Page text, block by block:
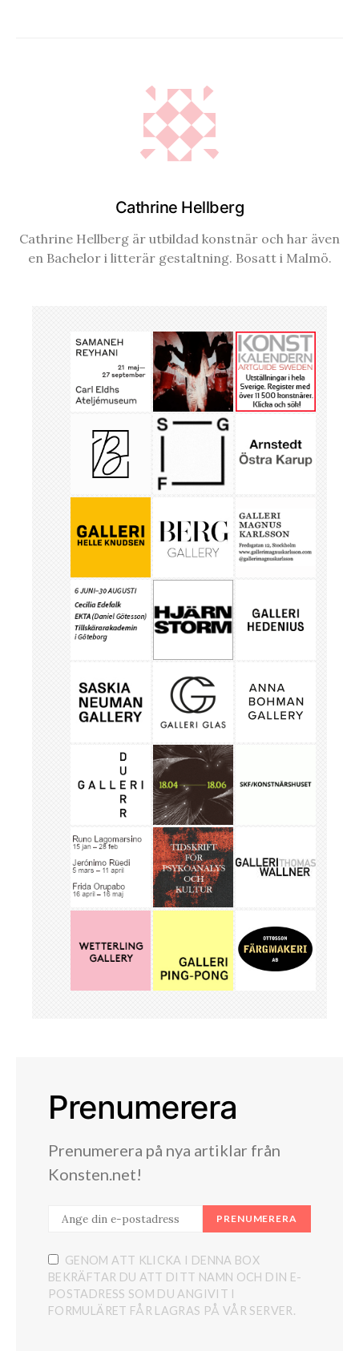
Cathrine Hellberg
Cathrine Hellberg är utbildad konstnär och har även
en Bachelor i litterär gestaltning. Bosatt i Malmö.
Prenumerera
Prenumerera på nya artiklar från
Konsten.net!
PRENUMERERA
GENOM ATT KLICKA I DENNA BOX
BEKRÄFTAR DU ATT DITT NAMN OCH DIN E-
POSTADRESS SOM DU ANGIVIT I
FORMULÄRET FÅR LAGRAS PÅ VÅR SERVER.